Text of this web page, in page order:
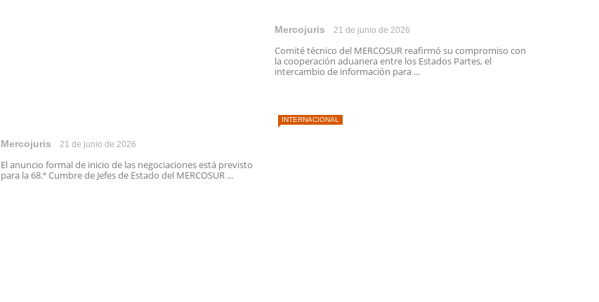
Mercojuris 21 de junio de 2026
El anuncio formal de inicio de las negociaciones está previsto
para la 68.ª Cumbre de Jefes de Estado del MERCOSUR ...
Mercojuris 21 de junio de 2026
Comité técnico del MERCOSUR reafirmó su compromiso con
la cooperación aduanera entre los Estados Partes, el
intercambio de información para ...
INTERNACIONAL